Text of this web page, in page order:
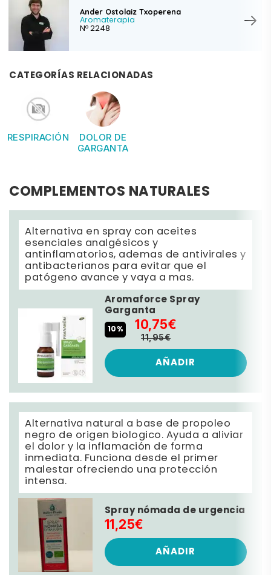
Ander Ostolaiz Txoperena
Aromaterapia
Nº 2248
CATEGORÍAS RELACIONADAS
RESPIRACIÓN
DOLOR DE
GARGANTA
COMPLEMENTOS NATURALES
Alternativa en spray con aceites
esenciales analgésicos y
antinflamatorios, ademas de antivirales y
antibacterianos para evitar que el
patógeno avance y vaya a mas.
Aromaforce Spray
Garganta
10% 10,75€
11,95€
AÑADIR
Alternativa natural a base de propoleo
negro de origen biologico. Ayuda a aliviar
el dolor y la inflamación de forma
inmediata. Funciona desde el primer
malestar ofreciendo una protección
intensa.
Spray nómada de urgencia
11,25€
AÑADIR